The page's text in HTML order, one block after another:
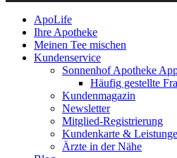
ApoLife
Ihre Apotheke
Meinen Tee mischen
Kundenservice
Sonnenhof Apotheke
Häufig gestellte
Kundenmagazin
Newsletter
Mitglied-Registrierung
Kundenkarte &
Ärzte in der Nähe